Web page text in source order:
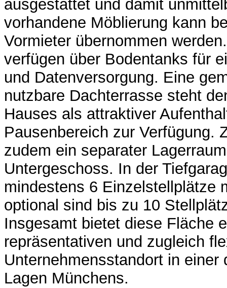
ausgestattet und damit
vorhandene Möblierung kann
Vormieter übernommen
verfügen über Bodentanks für
und Datenversorgung. Eine
nutzbare Dachterrasse steht
Hauses als attraktiver
Pausenbereich zur Verfügung.
zudem ein separater
Untergeschoss. In der
mindestens 6 Einzelstellplätze
optional sind bis zu 10
Insgesamt bietet diese Fläche
repräsentativen und zugleich
Unternehmensstandort in einer
Lagen Münchens.